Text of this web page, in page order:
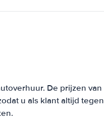
De prijzen van
u als klant altijd tegen